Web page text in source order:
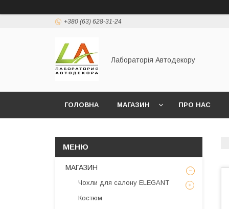
+380 (63) 628-31-24
Лабораторія Автодекору
ГОЛОВНА МАГАЗИН ПРО НАС
МАГАЗИН
Чохли для салону ELEGANT
Костюм